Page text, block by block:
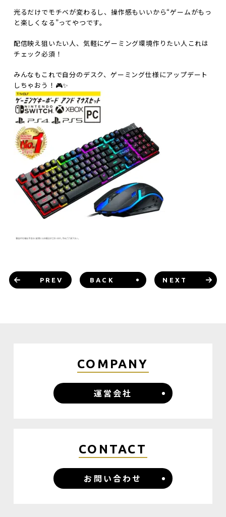
光るだけでモチベが変わるし、操作感もいいから“ゲームがもっ
と楽しくなる”ってやつです。
配信映え狙いたい人、気軽にゲーミング環境作りたい人――これは
チェック必須！
みんなもこれで自分のデスク、ゲーミング仕様にアップデート
しちゃおう！🎮✨
PREV NEXT
BACK
COMPANY
運営会社
CONTACT
お問い合わせ